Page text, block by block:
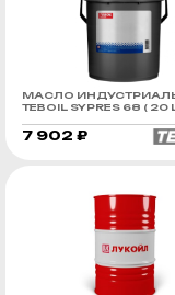
МАСЛО
TEBOIL SYPRES 68 ( 20
7 902 ₽